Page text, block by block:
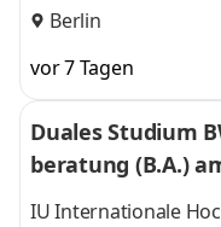
Berlin
vor 7 Tagen
Duales Studium
beratung (B.A.)
Treuhand
IU Internationale